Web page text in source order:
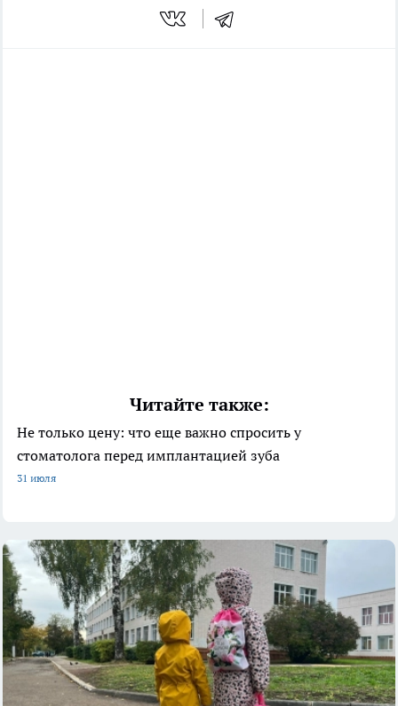
Читайте также:
Не только цену: что еще важно спросить у
стоматолога перед имплантацией зуба
31 июля